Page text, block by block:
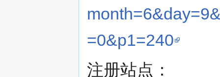
=0&p1=240
注册站点：